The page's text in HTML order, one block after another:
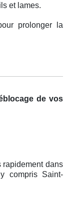
et lames.
prolonger la
de vos
dans
compris Saint-